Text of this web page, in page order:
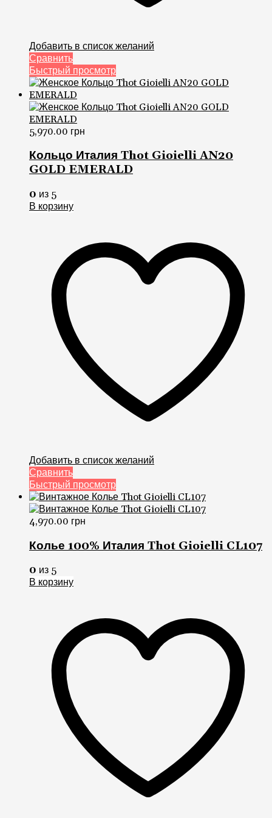
Добавить в список желаний
Сравнить
Быстрый просмотр
5,970.00 грн
Кольцо Италия Thot Gioielli AN20
GOLD EMERALD
0 из 5
В корзину
Добавить в список желаний
Сравнить
Быстрый просмотр
4,970.00 грн
Колье 100% Италия Thot Gioielli CL107
0 из 5
В корзину